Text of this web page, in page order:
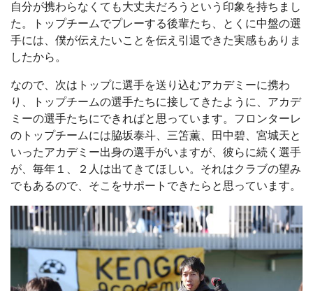
自分が携わらなくても大丈夫だろうという印象を持ちまし
た。トップチームでプレーする後輩たち、とくに中盤の選
手には、僕が伝えたいことを伝え引退できた実感もありま
したから。
なので、次はトップに選手を送り込むアカデミーに携わ
り、トップチームの選手たちに接してきたように、アカデ
ミーの選手たちにできればと思っています。フロンターレ
のトップチームには脇坂泰斗、三笘薫、田中碧、宮城天と
いったアカデミー出身の選手がいますが、彼らに続く選手
が、毎年１、２人は出てきてほしい。それはクラブの望み
でもあるので、そこをサポートできたらと思っています。